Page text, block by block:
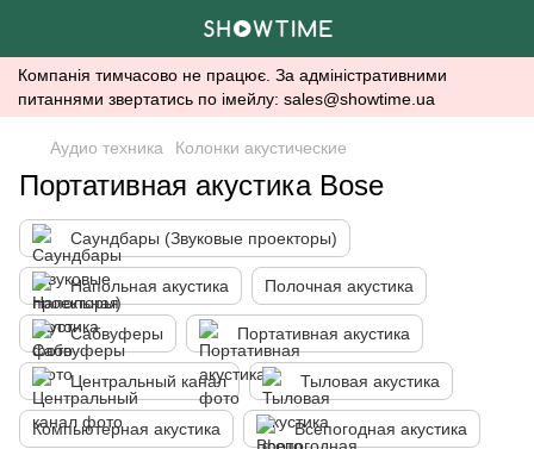
Компанія тимчасово не працює. За адміністративними
питаннями звертатись по імейлу: sales@showtime.ua
Аудио техника Колонки акустические
Портативная акустика Bose
Саундбары (Звуковые проекторы)
Напольная акустика Полочная акустика
Сабвуферы Портативная акустика
Центральный канал Тыловая акустика
Компьютерная акустика Всепогодная акустика